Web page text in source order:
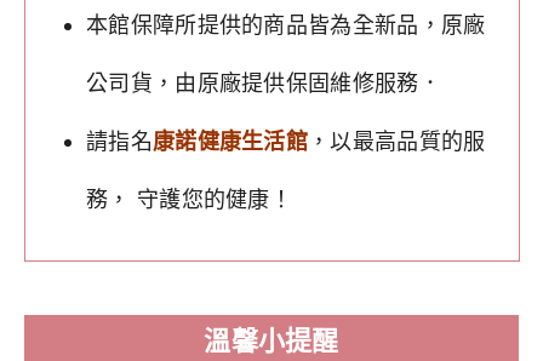
本館保障所提供的商品皆為全新品，原廠
公司貨，由原廠提供保固維修服務．
請指名康諾健康生活館 ，以最高品質的服
務， 守護您的健康！
溫馨小提醒